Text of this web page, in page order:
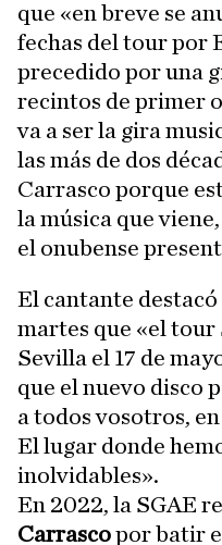
que «en breve se
fechas del tour por
precedido por una
recintos de primer
va a ser la gira
las más de dos
Carrasco porque
la música que
el onubense
El cantante
martes que «el tour
Sevilla el 17 de
que el nuevo disco
a todos vosotros, en
El lugar donde
inolvidables».
En 2022, la SGAE
Carrascopor batir